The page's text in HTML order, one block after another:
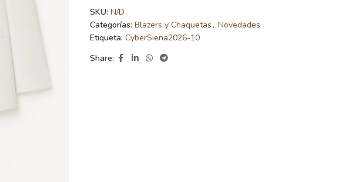
SKU: N/D
Categorías: Blazers y Chaquetas , Novedades
Etiqueta: CyberSiena2026-10
Share: